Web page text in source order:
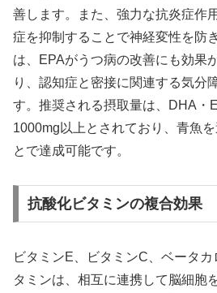
善します。また、強力な抗炎症作
症を抑制することで神経変性を防
は、EPAがうつ病の改善にも効果
り、認知症と密接に関連する気分
す。推奨される摂取量は、DHA・
1000mg以上とされており、青魚
とで達成可能です。
抗酸化ビタミンの複合効果
ビタミンE、ビタミンC、ベータ
タミンは、相互に連携して脳細胞